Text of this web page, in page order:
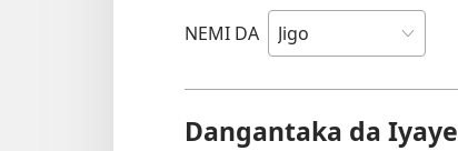
NEMI DA
Dangantaka da Iyaye